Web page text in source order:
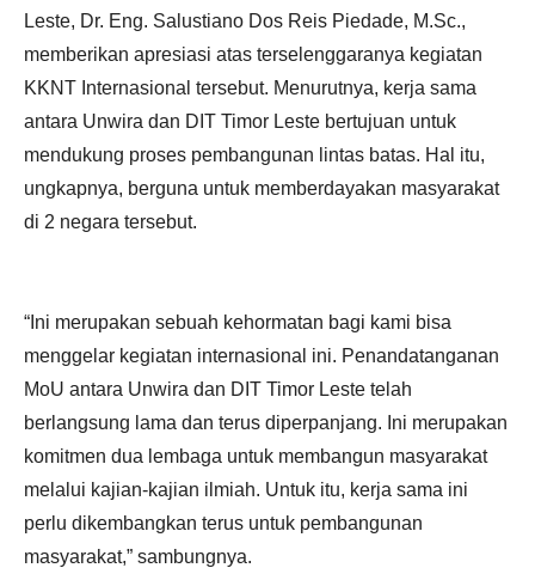
Leste, Dr. Eng. Salustiano Dos Reis Piedade, M.Sc.,
memberikan apresiasi atas terselenggaranya kegiatan
KKNT Internasional tersebut. Menurutnya, kerja sama
antara Unwira dan DIT Timor Leste bertujuan untuk
mendukung proses pembangunan lintas batas. Hal itu,
ungkapnya, berguna untuk memberdayakan masyarakat
di 2 negara tersebut.
“Ini merupakan sebuah kehormatan bagi kami bisa
menggelar kegiatan internasional ini. Penandatanganan
MoU antara Unwira dan DIT Timor Leste telah
berlangsung lama dan terus diperpanjang. Ini merupakan
komitmen dua lembaga untuk membangun masyarakat
melalui kajian-kajian ilmiah. Untuk itu, kerja sama ini
perlu dikembangkan terus untuk pembangunan
masyarakat,” sambungnya.